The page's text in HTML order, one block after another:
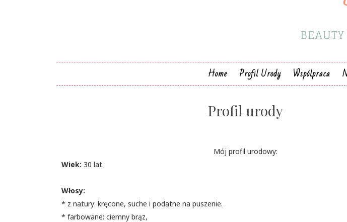
Home Profil Urody Wspólpraca
Profil urody
Mój profil urodowy:
Wiek: 30 lat.
Włosy:
* z natury: kręcone, suche i podatne na puszenie.
* farbowane: ciemny brąz,